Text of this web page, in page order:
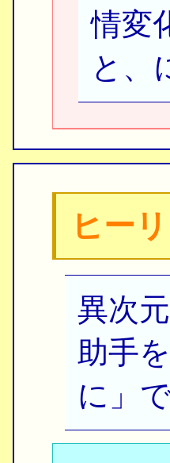
情変
と、
ヒー
異次
助手
に」